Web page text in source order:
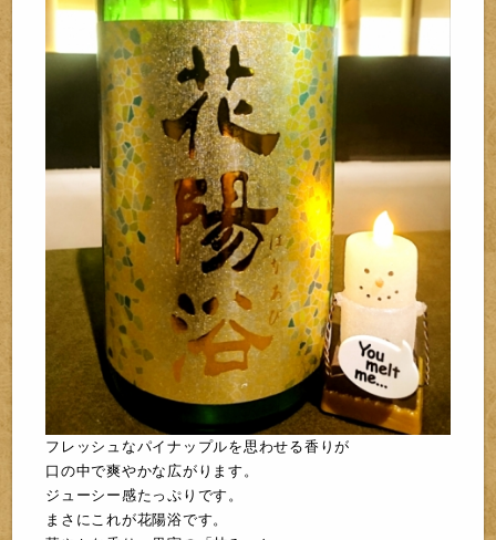
フレッシュなパイナップルを思わせる香りが
口の中で爽やかな広がります。
ジューシー感た っぷりです。
まさにこれが花陽浴です。